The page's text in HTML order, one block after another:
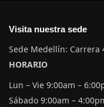
Visita nuestra sede
Sede Medellín: Carrera
HORARIO
Lun – Vie 9:00am –
Sábado 9:00am –